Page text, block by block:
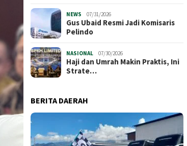
NEWS 07/31/2026
​Gus Ubaid Resmi Jadi Komisaris
Pelindo
NASIONAL 07/30/2026
Haji dan Umrah Makin Praktis, Ini
Strate…
BERITA DAERAH